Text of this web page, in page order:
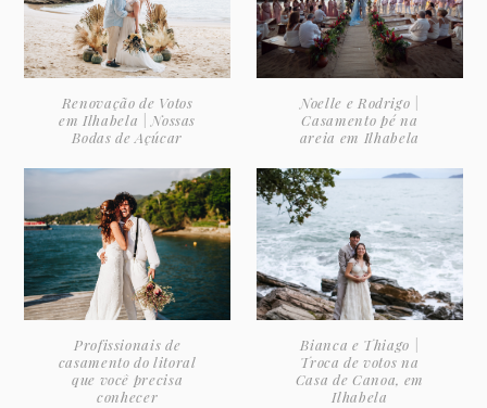
Renovação de Votos
em Ilhabela | Nossas
Bodas de Açúcar
Noelle e Rodrigo |
Casamento pé na
areia em Ilhabela
Profissionais de
casamento do litoral
que você precisa
conhecer
Bianca e Thiago |
Troca de votos na
Casa de Canoa, em
Ilhabela